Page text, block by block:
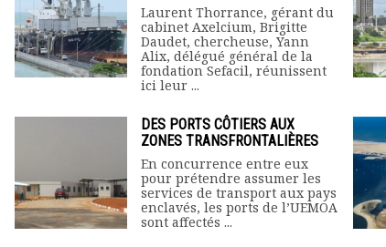
Laurent Thorrance, gérant du
cabinet Axelcium, Brigitte
Daudet, chercheuse, Yann
Alix, délégué général de la
fondation Sefacil, réunissent
ici leur ...
DES PORTS CÔTIERS AUX
ZONES TRANSFRONTALIÈRES
En concurrence entre eux
pour prétendre assumer les
services de transport aux pays
enclavés, les ports de l’UEMOA
sont affectés ...